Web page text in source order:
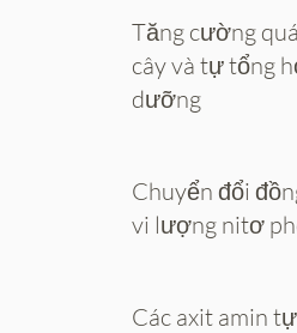
Tăng cường
cây và tự tổng
dưỡng
Chuyển đổi
vi lượng nitơ
Các axit amin